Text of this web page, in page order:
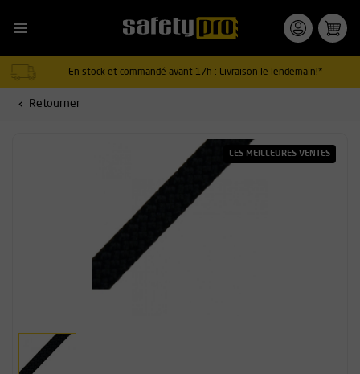
En stock et commandé avant 17h : Livraison le lendemain!*
Retourner
LES MEILLEURES VENTES